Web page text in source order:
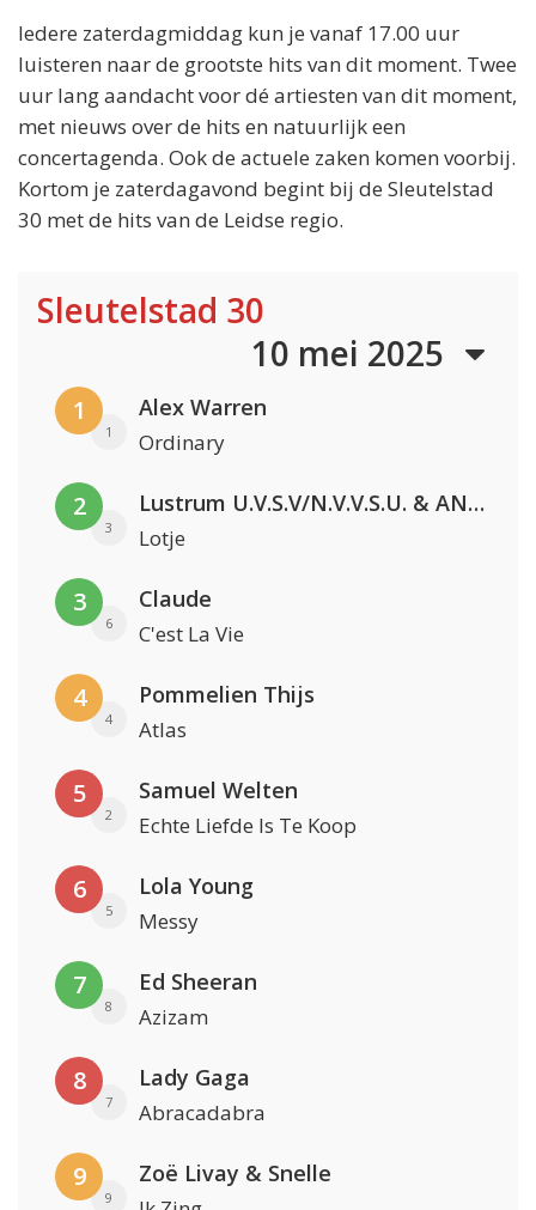
Iedere zaterdagmiddag kun je vanaf 17.00 uur
luisteren naar de grootste hits van dit moment. Twee
uur lang aandacht voor dé artiesten van dit moment,
met nieuws over de hits en natuurlijk een
concertagenda. Ook de actuele zaken komen voorbij.
Kortom je zaterdagavond begint bij de Sleutelstad
30 met de hits van de Leidse regio.
Sleutelstad 30
10 mei 2025
1
1
Alex Warren
Ordinary
2
3
Lustrum U.V.S.V/N.V.V.S.U. & ANNO ONS & Jopke van Dobbenburgh & Roeland Beelen
Lotje
3
6
Claude
C'est La Vie
4
4
Pommelien Thijs
Atlas
5
2
Samuel Welten
Echte Liefde Is Te Koop
6
5
Lola Young
Messy
7
8
Ed Sheeran
Azizam
8
7
Lady Gaga
Abracadabra
9
9
Zoë Livay & Snelle